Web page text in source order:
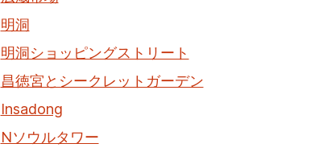
明洞
明洞ショッピングストリート
昌徳宮とシークレットガーデン
Insadong
Nソウルタワー